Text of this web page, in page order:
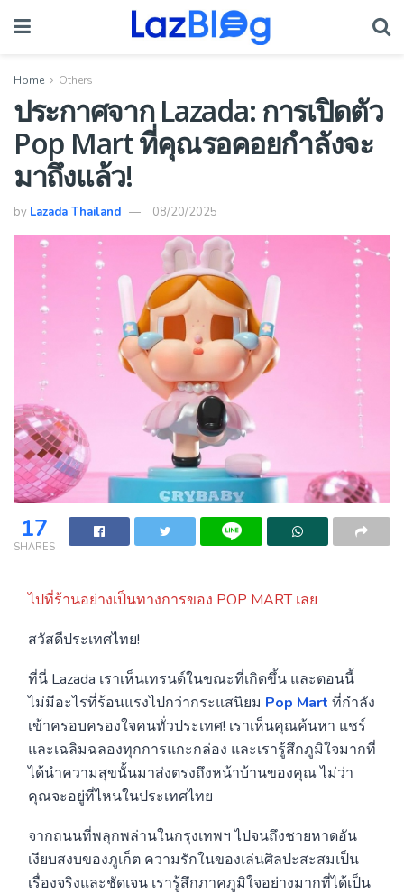
Home Others
ประกาศจาก Lazada: การเปิดตัว
Pop Mart ที่คุณรอคอยกำลังจะ
มาถึงแล้ว!
by Lazada Thailand 08/20/2025
17
SHARES
ไปที่ร้านอย่างเป็นทางการของ POP MART เลย
สวัสดีประเทศไทย!
ที่นี่ Lazada เราเห็นเทรนด์ในขณะที่เกิดขึ้น และตอนนี้
ไม่มีอะไรที่ร้อนแรงไปกว่ากระแสนิยม Pop Mart ที่กำลัง
เข้าครอบครองใจคนทั่วประเทศ! เราเห็นคุณค้นหา แชร์
และเฉลิมฉลองทุกการแกะกล่อง และเรารู้สึกภูมิใจมากที่
ได้นำความสุขนั้นมาส่งตรงถึงหน้าบ้านของคุณ ไม่ว่า
คุณจะอยู่ที่ไหนในประเทศไทย
จากถนนที่พลุกพล่านในกรุงเทพฯ ไปจนถึงชายหาดอัน
เงียบสงบของภูเก็ต ความรักในของเล่นศิลปะสะสมเป็น
เรื่องจริงและชัดเจน เรารู้สึกภาคภูมิใจอย่างมากที่ได้เป็น